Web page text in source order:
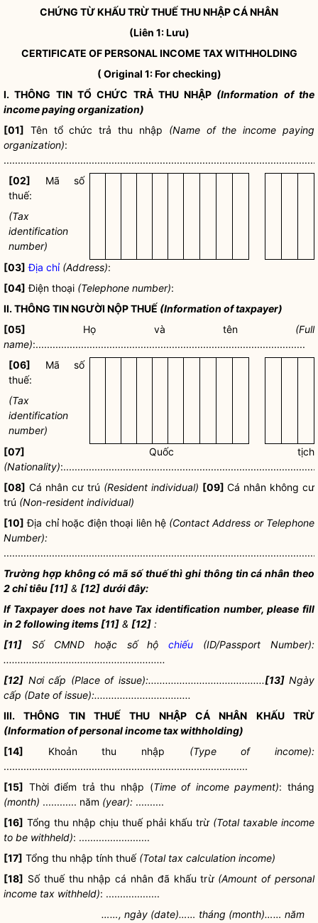
CHỨNG TỪ KHẤU TRỪ THUẾ THU NHẬP CÁ NHÂN
(Liên 1: Lưu)
CERTIFICATE OF PERSONAL INCOME TAX WITHHOLDING
( Original 1: For checking)
I. THÔNG TIN TỔ CHỨC TRẢ THU NHẬP (Information of the
income paying organization)
[01] Tên tổ chức trả thu nhập (Name of the income paying
organization):
[02]
Mã số
thuế:
(Tax
identification
number)
[03] Địa chỉ (Address):
[04] Điện thoại (Telephone number):
II. THÔNG TIN NGƯỜI NỘP THUẾ (Information of taxpayer)
[05] Họ và tên (Full
name):...............................................................................................
[06]
Mã số
thuế:
(Tax
identification
number)
[07] Quốc tịch
(Nationality)
[08] Cá nhân cư trú (Resident individual) [09] Cá nhân không cư
trú (Non-resident individual)
[10] Địa chỉhoặc điện thoại liên hệ (Contact Address or Telephone
Number):
Trường hợp không cómã số thuếthì ghi thông tin cá nhân theo
2 chỉ tiêu [11] & [12] dưới đây:
If Taxpayer does not have Tax identification number, please fill
in 2 following items [11] & [12] :
[11] Số CMND hoặc số hộchiếu (ID/Passport Number):
.........................................................
[12] Nơi cấp (Place of issue):.........................................[13]Ngày
cấp (Date of issue):..................................
III. THÔNG TIN THUẾ THU NHẬP CÁ NHÂN KHẤU TRỪ
(Information of personal income tax withholding)
[14] Khoản thu nhập (Type of income):
......................................................................................
[15] Thời điểm trả thu nhập (Time of income payment): tháng
(month) ............ năm (year): ..........
[16] Tổng thu nhập chịu thuế phải khấu trừ (Total taxable income
to be withheld): .........................
[17] Tổng thu nhập tính thuế (Total tax calculation income)
[18] Số thuế thu nhập cá nhân đã khấu trừ (Amount of personal
income tax withheld): ...................
……, ngày (date)…… tháng (month)…… năm